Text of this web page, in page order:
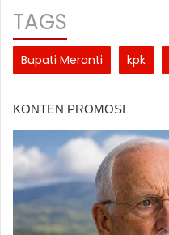
TAGS
Bupati Meranti kpk